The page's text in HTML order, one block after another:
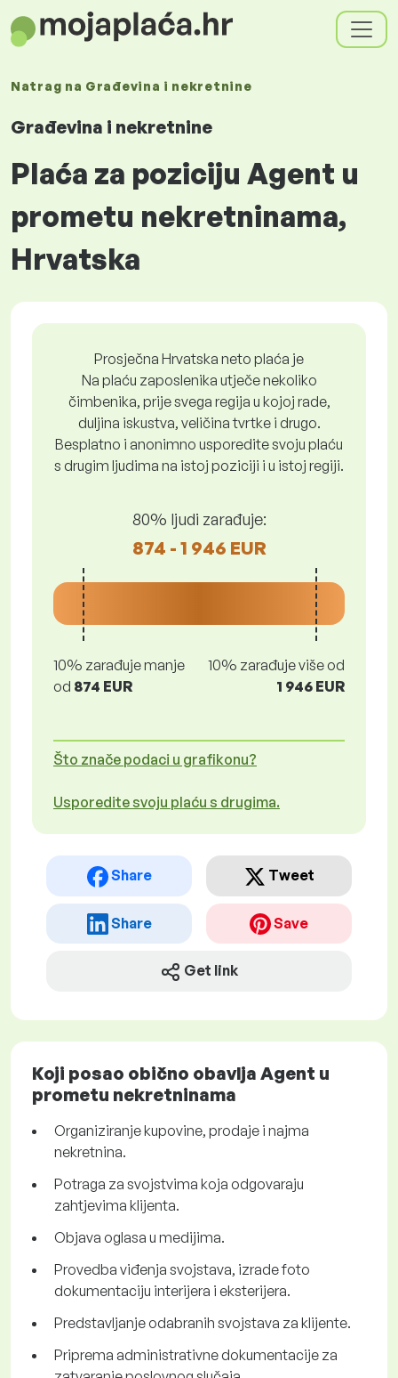
Natrag na Građevina i nekretnine
Građevina i nekretnine
Plaća za poziciju Agent u
prometu nekretninama,
Hrvatska
Prosječna Hrvatska neto plaća je
Na plaću zaposlenika utječe nekoliko
čimbenika, prije svega regija u kojoj rade,
duljina iskustva, veličina tvrtke i drugo.
Besplatno i anonimno usporedite svoju plaću
s drugim ljudima na istoj poziciji i u istoj regiji.
80% ljudi zarađuje:
874 - 1 946 EUR
10% zarađuje manje
od 874 EUR
10% zarađuje više od
1 946 EUR
Što znače podaci u grafikonu?
Usporedite svoju plaću s drugima.
Share Tweet
Share Save
Get link
Koji posao obično obavlja Agent u
prometu nekretninama
Organiziranje kupovine, prodaje i najma
nekretnina.
Potraga za svojstvima koja odgovaraju
zahtjevima klijenta.
Objava oglasa u medijima.
Provedba viđenja svojstava, izrade foto
dokumentaciju interijera i eksterijera.
Predstavljanje odabranih svojstava za klijente.
Priprema administrativne dokumentacije za